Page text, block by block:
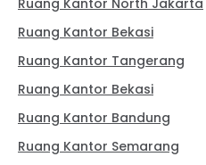
Ruang Kantor North Jakarta
Ruang Kantor Bekasi
Ruang Kantor Tangerang
Ruang Kantor Bekasi
Ruang Kantor Bandung
Ruang Kantor Semarang